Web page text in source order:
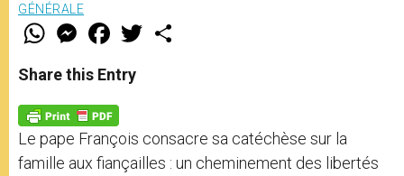
GÉNÉRALE
W
t
s
p
p
M
e
s
e
g
e
r
F
a
e
b
o
k
w
Share this Entry
Le pape François consacre sa catéchèse sur la
famille aux fiançailles : un cheminement des libertés